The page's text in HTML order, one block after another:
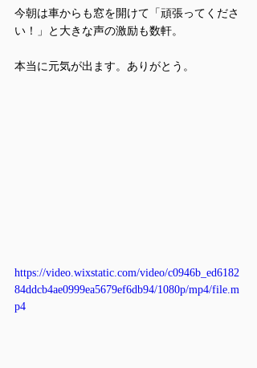
今朝は車からも窓を開けて「頑張ってくださ
い！」と大きな声の激励も数軒。
本当に元気が出ます。ありがとう。
https://video.wixstatic.com/video/c0946b_ed6182
84ddcb4ae0999ea5679ef6db94/1080p/mp4/file.m
p4